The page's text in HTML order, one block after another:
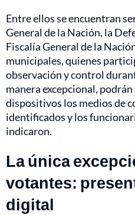
Entre ellos se encuentran
General de la Nación, la
Fiscalía General de la
municipales, quienes
observación y control
manera excepcional,
dispositivos los medios de
identificados y los
indicaron.
La única
votantes:
digital